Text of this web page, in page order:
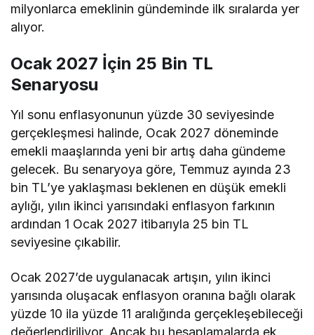
milyonlarca emeklinin gündeminde ilk sıralarda yer
alıyor.
Ocak 2027 İçin 25 Bin TL
Senaryosu
Yıl sonu enflasyonunun yüzde 30 seviyesinde
gerçekleşmesi halinde, Ocak 2027 döneminde
emekli maaşlarında yeni bir artış daha gündeme
gelecek. Bu senaryoya göre, Temmuz ayında 23
bin TL’ye yaklaşması beklenen en düşük emekli
aylığı, yılın ikinci yarısındaki enflasyon farkının
ardından 1 Ocak 2027 itibarıyla 25 bin TL
seviyesine çıkabilir.
Ocak 2027’de uygulanacak artışın, yılın ikinci
yarısında oluşacak enflasyon oranına bağlı olarak
yüzde 10 ila yüzde 11 aralığında gerçekleşebileceği
değerlendiriliyor. Ancak bu hesaplamalarda ek